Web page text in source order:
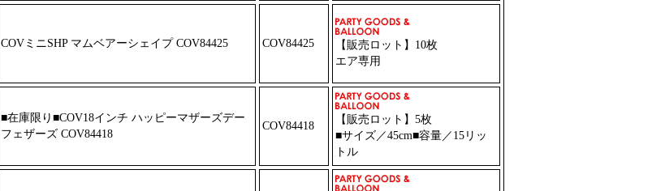
COVミニSHP マムベアーシェイプ COV84425 COV84425
【販売ロット】10枚
エア専用
■在庫限り■COV18インチ ハッピーマザーズデー
フェザーズ COV84418
COV84418
【販売ロット】5枚
■サイズ／45cm■容量／15リッ
トル